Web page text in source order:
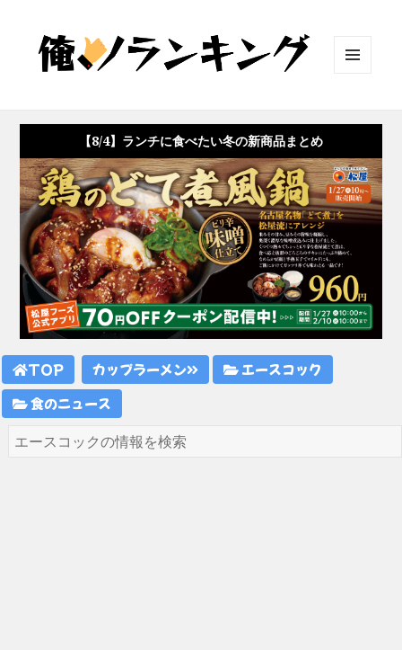
ット
【8/4】ランチに食べたい冬の新商品まとめ
TOP カップラーメン
エースコック
食のニュース